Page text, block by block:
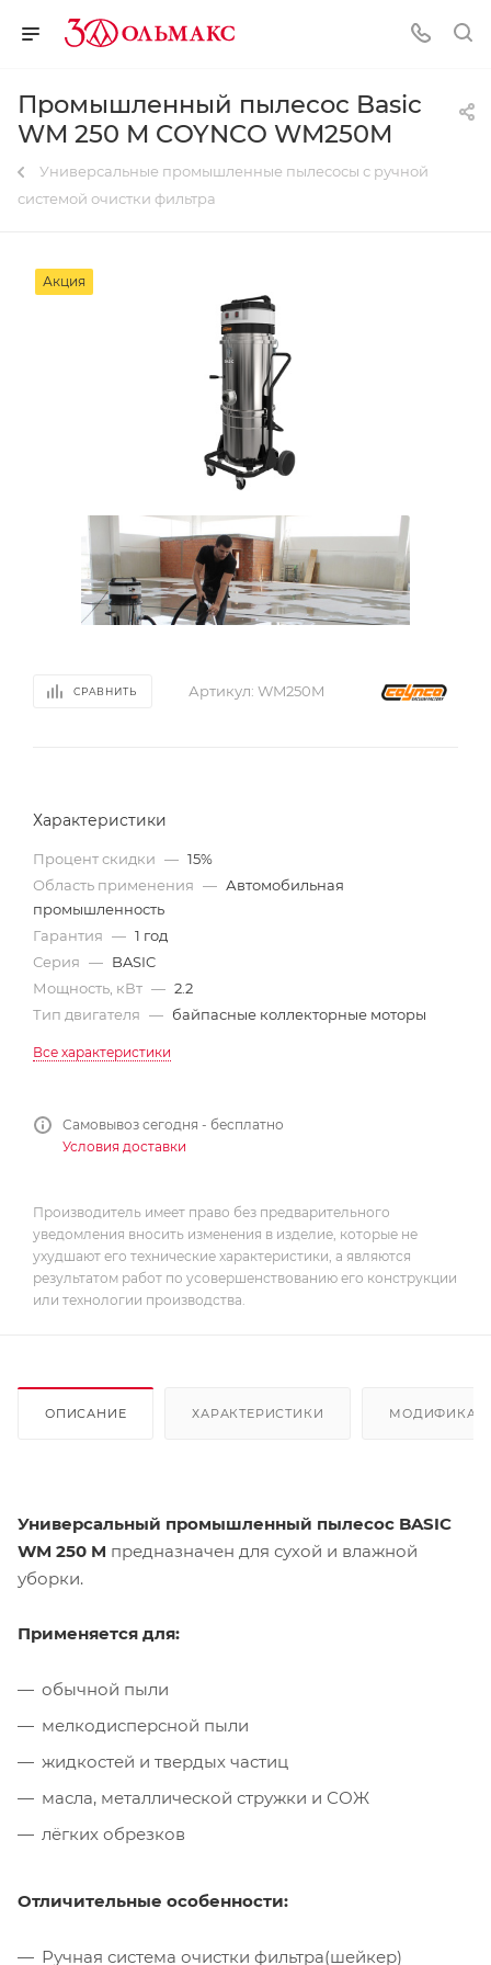
Промышленный пылесос Basic
WM 250 M COYNCO WM250M
Универсальные промышленные пылесосы с ручной
системой очистки фильтра
Акция
СРАВНИТЬ Артикул: WM250M
Характеристики
Процент скидки — 15%
Область применения — Автомобильная
промышленность
Гарантия — 1 год
Серия — BASIC
Мощность, кВт — 2.2
Тип двигателя — байпасные коллекторные моторы
Все характеристики
Самовывоз сегодня - бесплатно
Условия доставки
Производитель имеет право без предварительного
уведомления вносить изменения в изделие, которые не
ухудшают его технические характеристики, а являются
результатом работ по усовершенствованию его конструкции
или технологии производства.
ОПИСАНИЕ ХАРАКТЕРИСТИКИ
Универсальный промышленный пылесос BASIC
WM 250 M предназначен для сухой и влажной
уборки.
Применяется для:
обычной пыли
мелкодисперсной пыли
жидкостей и твердых частиц
масла, металлической стружки и СОЖ
лёгких обрезков
Отличительные особенности:
Ручная система очистки фильтра(шейкер)